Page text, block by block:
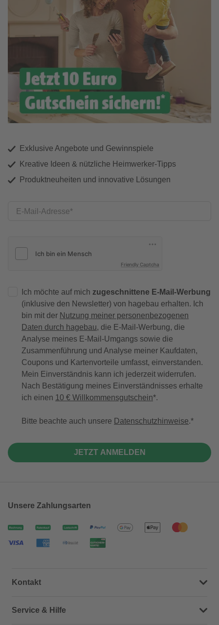
Exklusive Angebote und Gewinnspiele
Kreative Ideen & nützliche Heimwerker-Tipps
Produktneuheiten und innovative Lösungen
E-Mail-Adresse
Friendly Captcha
Ich möchte auf mich zugeschnittene E-Mail-Werbung
(inklusive den Newsletter) von hagebau erhalten. Ich
bin mit der Nutzung meiner personenbezogenen
Daten durch hagebau, die E-Mail-Werbung, die
Analyse meines E-Mail-Umgangs sowie die
Zusammenführung und Analyse meiner Kaufdaten,
Coupons und Kartenvorteile umfasst, einverstanden.
Mein Einverständnis kann ich jederzeit widerrufen.
Nach Bestätigung meines Einverständnisses erhalte
ich einen 10 € Willkommensgutschein*.
Bitte beachte auch unsere Datenschutzhinweise.
JETZT ANMELDEN
Unsere Zahlungsarten
Kontakt
Dein Kontakt zu uns
Service & Hilfe